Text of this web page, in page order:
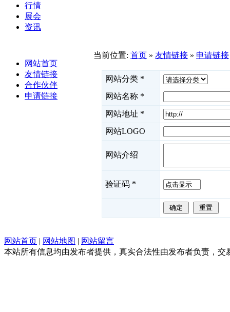
行情
展会
资讯
网站首页
友情链接
合作伙伴
申请链接
当前位置: 首页 » 友情链接 » 申请链接
网站分类 *
网站名称 *
网站地址 *
网站LOGO
网站介绍
验证码 *
网站首页 | 网站地图 | 网站留言
本站所有信息均由发布者提供，真实合法性由发布者负责，